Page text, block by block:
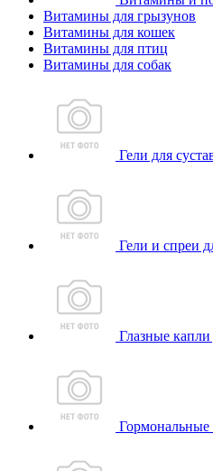
Витамины для грызунов
Витамины для кошек
Витамины для птиц
Витамины для собак
Гели для
Гели и спреи
Глазные
Гормональные